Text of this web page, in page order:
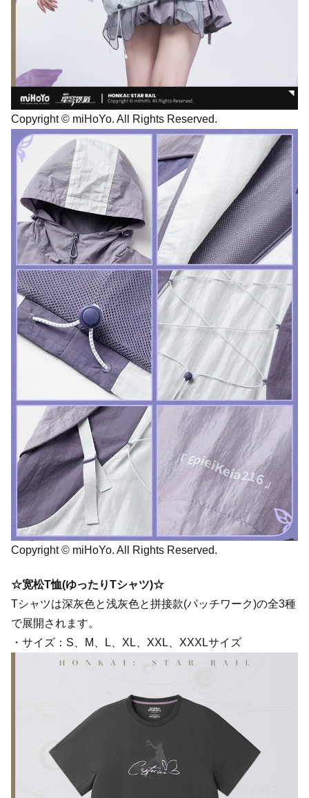
Copyright © miHoYo. All Rights Reserved.
Copyright © miHoYo. All Rights Reserved.
☆宽松T恤(ゆったりTシャツ)☆
Tシャツは深灰色と浅灰色と拼接款(パッチワーク)の全3種
で展開されます。
・サイズ：S、M、L、XL、XXL、XXXLサイズ